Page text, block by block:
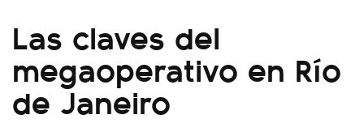
Las claves del
megaoperativo en Río
de Janeiro